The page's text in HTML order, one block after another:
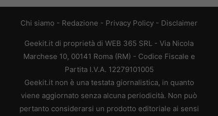
Chi siamo - Redazione - Privacy Policy - Disclaimer
Geekit.it di proprietà di WEB 365 SRL - Via Nicola
Marchese 10, 00141 Roma (RM) - Codice Fiscale e
Partita I.V.A. 12279101005
Geekit.it non è una testata giornalistica, in quanto
viene aggiornato senza alcuna periodicità. Non può
pertanto considerarsi un prodotto editoriale ai sensi